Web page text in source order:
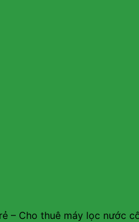
– Cho thuê máy lọc nước